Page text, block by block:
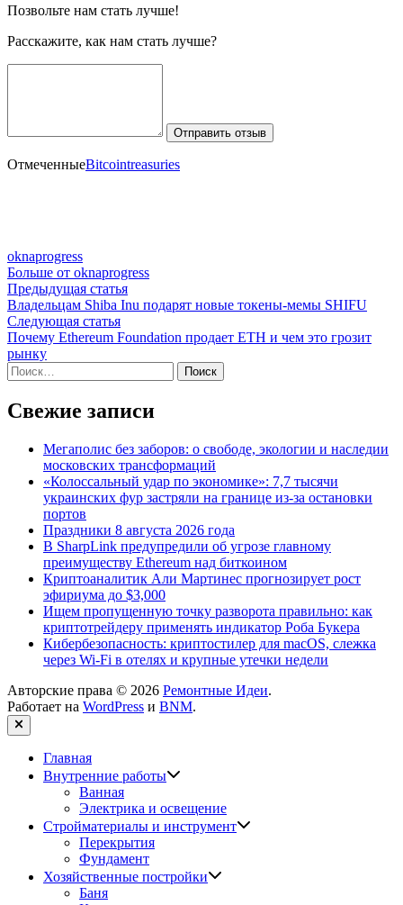
Позвольте нам стать лучше!
Расскажите, как нам стать лучше?
Отправить отзыв
ОтмеченныеBitcointreasuries
oknaprogress
Больше от oknaprogress
Навигация
по
записям
Предыдущая статьяПредыдущая
статья:
Владельцам Shiba Inu подарят новые токены-мемы SHIFU
Следующая статьяСледующая
статья:
Почему Ethereum Foundation продает ETH и чем это грозит
рынку
Найти:
Свежие записи
Мегаполис без заборов: о свободе, экологии и наследии
московских трансформаций
«Колоссальный удар по экономике»: 7,7 тысячи
украинских фур застряли на границе из-за остановки
портов
Праздники 8 августа 2026 года
В SharpLink предупредили об угрозе главному
преимуществу Ethereum над биткоином
Криптоаналитик Али Мартинес прогнозирует рост
эфириума до $3,000
Ищем пропущенную точку разворота правильно: как
криптотрейдеру применять индикатор Роба Букера
Кибербезопасность: криптостилер для macOS, слежка
через Wi-Fi в отелях и крупные утечки недели
Авторские права © 2026 Ремонтные Идеи.
Работает на WordPress и BNM.
Закрыть
Главная
Внутренние работы
Ванная
Электрика и освещение
Стройматериалы и инструмент
Перекрытия
Фундамент
Хозяйственные постройки
Баня